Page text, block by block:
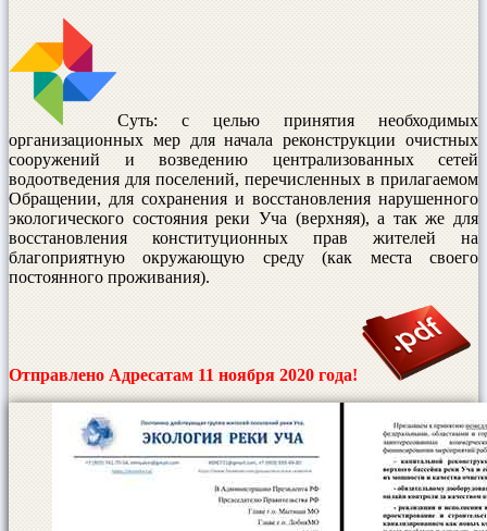
Суть: с целью принятия необходимых
организационных мер для начала реконструкции очистных
сооружений и возведению централизованных сетей
водоотведения для поселений, перечисленных в прилагаемом
Обращении, для сохранения и восстановления нарушенного
экологического состояния реки Уча (верхняя), а так же для
восстановления конституционных прав жителей на
благоприятную окружающую среду (как места своего
постоянного проживания).
Отправлено Адресатам 11 ноября 2020 года!